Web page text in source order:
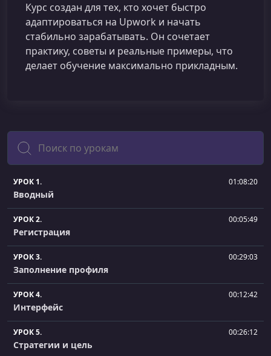
Курс создан для тех, кто хочет быстро
адаптироваться на Upwork и начать
стабильно зарабатывать. Он сочетает
практику, советы и реальные примеры, что
делает обучение максимально прикладным.
Поиск
УРОК 1. 01:08:20
Вводный
УРОК 2. 00:05:49
Регистрация
УРОК 3. 00:29:03
Заполнение профиля
УРОК 4. 00:12:42
Интерфейс
УРОК 5. 00:26:12
Стратегии и цель